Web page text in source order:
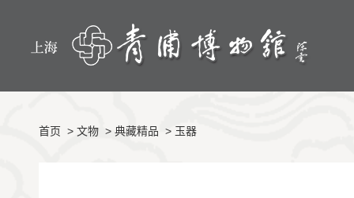
首页 > 文物 > 典藏精品 > 玉器